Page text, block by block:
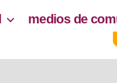
medios de